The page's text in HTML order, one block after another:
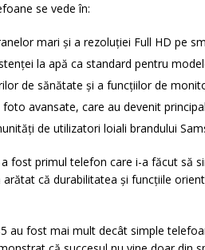
se vede în:
mari și a rezoluției Full HD pe
la apă ca standard pentru
de sănătate și a funcțiilor de
avansate, care au devenit
de utilizatori loiali brandului
a fost primul telefon care i-a făcut să
arătat că durabilitatea și funcțiile
au fost mai mult decât simple